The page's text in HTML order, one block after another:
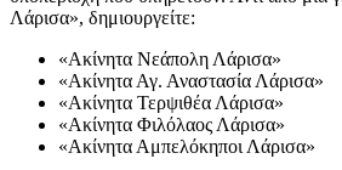
Λάρισα», δημιουργείτε:
«Ακίνητα Νεάπολη Λάρισα»
«Ακίνητα Αγ. Αναστασία Λάρισα»
«Ακίνητα Τερψιθέα Λάρισα»
«Ακίνητα Φιλόλαος Λάρισα»
«Ακίνητα Αμπελόκηποι Λάρισα»